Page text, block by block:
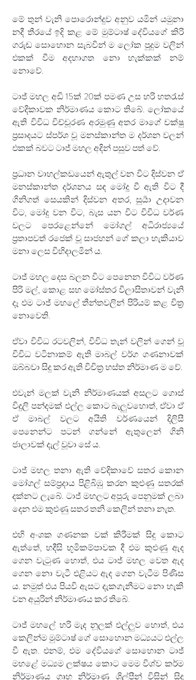
මේ තුන් වැනි පොරොන්දුව අනුව යමින් යමුනා
නදී තීරයේ ඉදි කළ මේ මුම්ටාෂ් දේවියගේ කිරි
ගරුඬ සොහොන සැබවින් ම ලෝක පුදුම වලින්
එකක් වීම අදහාගත නො හැක්කක් නම්
නොවේ.
ටාජ් මහල අඩි 15ක් 20ක් පමණ උස හරි හතරැස්
වේදිකාවක නිර්මාණය කොට තිබේ. ලෝකයේ
ඇති විවිධ විච්චූරණ අරමුණු අතර මාගේ චක්ෂු
ප්‍රසාදයට ස්පර්ශ වූ මනස්කාන්ත ම දර්ශන වලන්
එකක් බවට ටාජ් මහල අදින් පසුව පත් වේ.
ප්‍රධාන වාහල්කඩයෙන් ඇතුල් වන විට දිස්වන ඒ
මනස්කාන්ත දර්ශනය සඳ මෝදූ වී ඇති විට දී
ගිනිගත් සෙයකින් දිස්වන අතර, සුර්‍යා උදාවන
විට, මෝදු වන විට, බැස යන විට විවිධ වර්ණ
වලට පෙරළෙන්නේ මෝගල් අධිරාජ්‍යයේ
ප්‍රතාපවත් රජෙක් වූ සාජහන් ගේ කලා හැකියාව
මනා ලෙස විහිදාලමින් ය.
ටාජ් මහල දෙස බලන විට පෙනෙන විවිධ වර්ණ
පිරි මල්, කොළ සහ මෝස්තර විලාසිතාවන් වැනි
දෑ එම ටාජ් මහලේ තීන්තවලින් පිරියම් කළ චිත්‍ර
නොවෙති.
ඒවා විවිධ රටවලින්, විවිධ තැන් වලින් ගෙන් වූ
විවිධ වටිනාකම් ඇති මාබල් වර්ග ගණනාවක්
එවැන් මලක් වැනි නිර්මාණයක් අසලට ගොස්
විදුලි පන්දමක් එල්ල කොට බැලුවහොත්, ඒවා ඒ
ඒ මාබල් වලට අයිති වර්ණයෙන් දිලිසී
පෙනෙන්ට පටන් ගන්නේ ඇතුලෙන් ගිනි
ජාලාවක් දැල් වූවා සේ ය.
ටාජ් මහල තනා ඇති වේදිකාවේ සතර කොන
මෝගල් සම්ප්‍රදාය පිළිබිඹු කරන කුළුණු සතරක්
දක්නට ලැබේ. ටාජ් මහලට අපූරු පෙනුමක් ලබා
දෙන එම කුළුණු සතර තනි කෙලින් තනා නැත.
එහි අංශක ගණනක වක් කිරීමක් සිදු කොට
ඇත්තේ, හදීසි භූමිකම්පාවක දී එම කුළුණු ඇද
ගෙන වැටුණ හොත්, එය ටාජ් මහල වෙත ඇද
ගෙන නො වැටී එළියට ඇද ගෙන වැටීම පිණිස
ය. නමුත් එය පියවි ඇසට දැකගැනීමට නො හැකි
වන අයුරින් නිර්මාණය කර තිබේ.
ටාජ් මහලේ හරි මැද නූලක් එල්ලුව හොත්, එය
කෙලින්ම මුම්ටාෂ් ගේ සොහොන මධ්‍යයට එල්ල
වී ඇත. එනම්, එම දේවියගේ සොහොන ටාජ්
මහ⁣ළේ මධ්‍යම ලක්ෂය කොට මෙම විශ්ව කර්ම
නිර්මාණය ගෘහ නිර්මාණ ශිල්පීන් විසින් සිදු